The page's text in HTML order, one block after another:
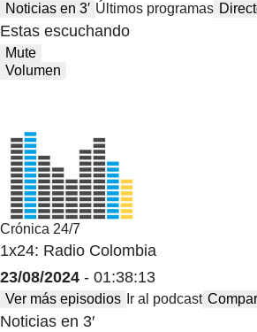
Noticias en 3′ Últimos programas
Estas escuchando
Mute
Volumen
Crónica 24/7
1x24: Radio Colombia
23/08/2024 - 01:38:13
Ver más episodios Ir al podcast
Noticias en 3′